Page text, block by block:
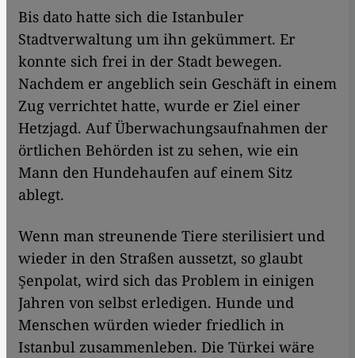
Bis dato hatte sich die Istanbuler
Stadtverwaltung um ihn gekümmert. Er
konnte sich frei in der Stadt bewegen.
Nachdem er angeblich sein Geschäft in einem
Zug verrichtet hatte, wurde er Ziel einer
Hetzjagd. Auf Überwachungsaufnahmen der
örtlichen Behörden ist zu sehen, wie ein
Mann den Hundehaufen auf einem Sitz
ablegt.
Wenn man streunende Tiere sterilisiert und
wieder in den Straßen aussetzt, so glaubt
Şenpolat, wird sich das Problem in einigen
Jahren von selbst erledigen. Hunde und
Menschen würden wieder friedlich in
Istanbul zusammenleben. Die Türkei wäre